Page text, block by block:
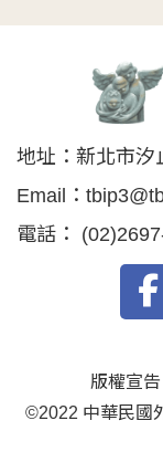
地址： 新北市汐
Email：
電話：
版權宣告
©2022 中華民國